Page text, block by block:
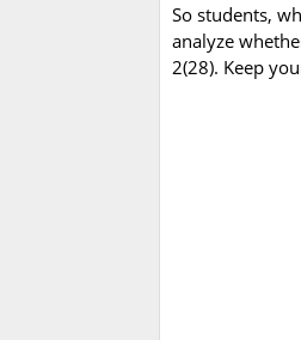
So students,
analyze
2(28). Keep